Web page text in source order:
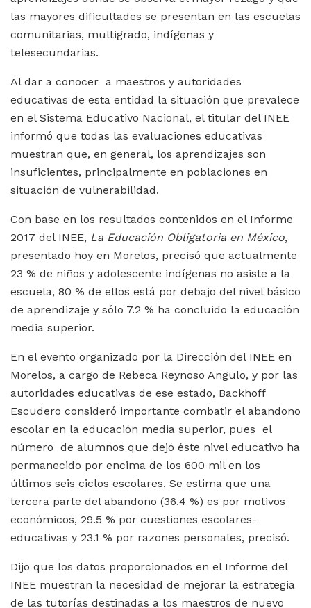
las mayores dificultades se presentan en las escuelas
comunitarias, multigrado, indígenas y
telesecundarias.
Al dar a conocer a maestros y autoridades
educativas de esta entidad la situación que prevalece
en el Sistema Educativo Nacional, el titular del INEE
informó que todas las evaluaciones educativas
muestran que, en general, los aprendizajes son
insuficientes, principalmente en poblaciones en
situación de vulnerabilidad.
Con base en los resultados contenidos en el Informe
2017 del INEE, La Educación Obligatoria en México,
presentado hoy en Morelos, precisó que actualmente
23 % de niños y adolescente indígenas no asiste a la
escuela, 80 % de ellos está por debajo del nivel básico
de aprendizaje y sólo 7.2 % ha concluido la educación
media superior.
En el evento organizado por la Dirección del INEE en
Morelos, a cargo de Rebeca Reynoso Angulo, y por las
autoridades educativas de ese estado, Backhoff
Escudero consideró importante combatir el abandono
escolar en la educación media superior, pues el
número de alumnos que dejó éste nivel educativo ha
permanecido por encima de los 600 mil en los
últimos seis ciclos escolares. Se estima que una
tercera parte del abandono (36.4 %) es por motivos
económicos, 29.5 % por cuestiones escolares-
educativas y 23.1 % por razones personales, precisó.
Dijo que los datos proporcionados en el Informe del
INEE muestran la necesidad de mejorar la estrategia
de las tutorías destinadas a los maestros de nuevo